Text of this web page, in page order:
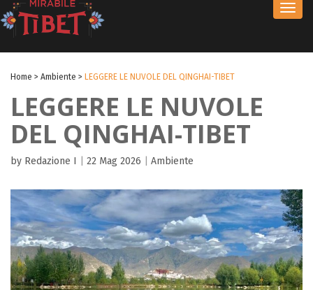
Home > Ambiente > LEGGERE LE NUVOLE DEL QINGHAI-TIBET
LEGGERE LE NUVOLE
DEL QINGHAI-TIBET
by Redazione I 22 Mag 2026 Ambiente